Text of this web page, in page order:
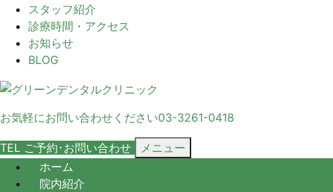
スタッフ紹介
診療時間・アクセス
お知らせ
BLOG
お気軽にお問い合わせください03-3261-0418
TEL ご予約･ お問い合わせ
メニュー
ホーム
院内紹介